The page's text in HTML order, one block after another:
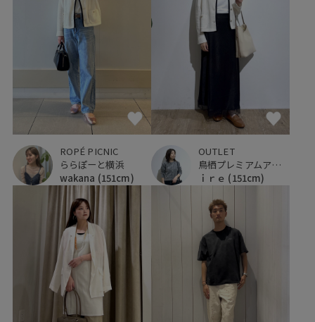
ROPÉ PICNIC
ららぽーと横浜
wakana (151cm)
OUTLET
鳥栖プレミアムアウトレット
ｉｒｅ (151cm)